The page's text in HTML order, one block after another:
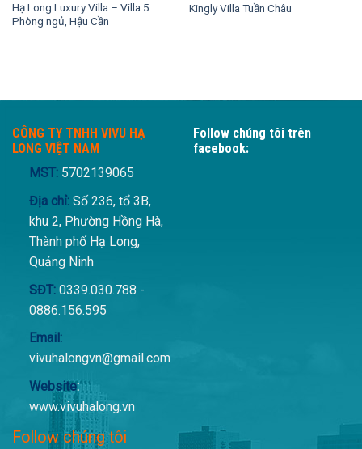
Hạ Long Luxury Villa – Villa 5
Phòng ngủ, Hậu Cần
Kingly Villa Tuần Châu
CÔNG TY TNHH VIVU HẠ
LONG VIỆT NAM
MST: 5702139065
Địa chỉ:Số 236, tổ 3B,
khu 2, Phường Hồng Hà,
Thành phố Hạ Long,
Quảng Ninh
SĐT:0339.030.788 -
0886.156.595
Email:
vivuhalongvn@gmail.com
Website:
www.vivuhalong.vn
Follow chúng tôi
Follow chúng tôi trên
facebook: